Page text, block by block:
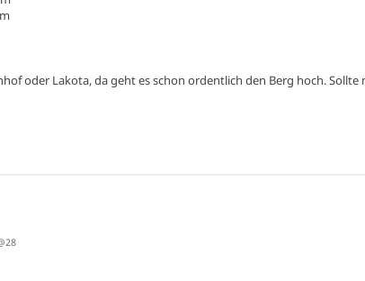
oder Lakota, da geht es schon ordentlich den Berg hoch.